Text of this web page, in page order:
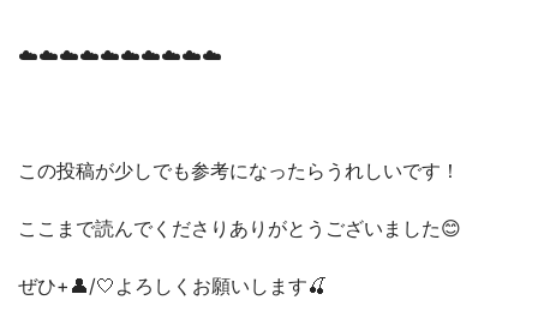
☁️☁️☁️☁️☁️☁️☁️☁️☁️☁️
この投稿が少しでも参考になったらうれしいです！
ここまで読んでくださりありがとうございました😊
ぜひ+👤/🤍よろしくお願いします🍒